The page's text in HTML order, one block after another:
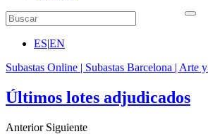
ES|EN
Subastas Online | Subastas Barcelona | Arte
Últimos lotes adjudicados
Anterior Siguiente